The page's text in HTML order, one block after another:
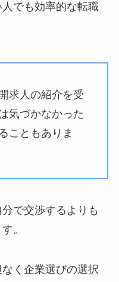
でも効率的な転職
求人の紹介を受
気づかなかった
こともありま
で交渉するよりも
。
く企業選びの選択